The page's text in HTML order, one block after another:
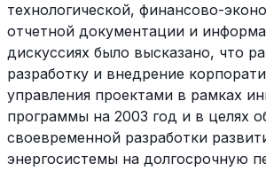
технологической, финансово-
отчетной документации и
дискуссиях было высказано, что
разработку и внедрение
управления проектами в рамках
программы на 2003 год и в целях
своевременной разработки
энергосистемы на долгосрочную